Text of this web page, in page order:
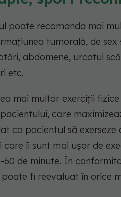
poate recomanda mai
tumorală, de
abdomene, urcatul
etc.
mai multor exerciții
care
ca pacientul să
îi sunt mai ușor de
60 de minute. În
fi reevaluat în orice